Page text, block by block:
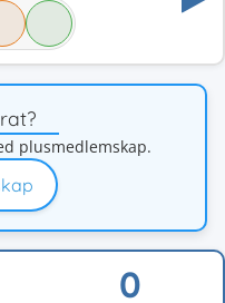
plusmedlemskap.